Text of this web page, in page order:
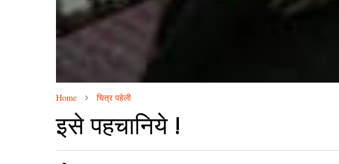
Home चित्र पहेली
इसे पहचानिये !